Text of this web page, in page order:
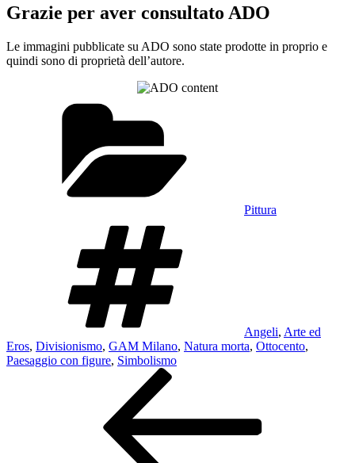
Grazie per aver consultato ADO
Le immagini pubblicate su ADO sono state prodotte in proprio e
quindi sono di proprietà dell’autore.
Pittura
Angeli, Arte ed
Eros, Divisionismo, GAM Milano, Natura morta, Ottocento,
Paesaggio con figure, Simbolismo